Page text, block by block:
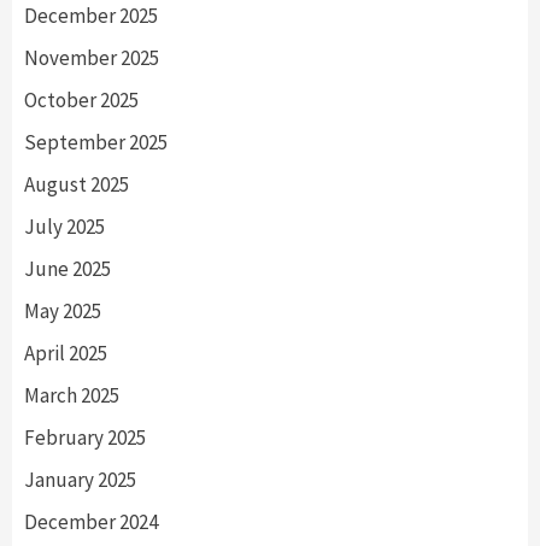
December 2025
November 2025
October 2025
September 2025
August 2025
July 2025
June 2025
May 2025
April 2025
March 2025
February 2025
January 2025
December 2024